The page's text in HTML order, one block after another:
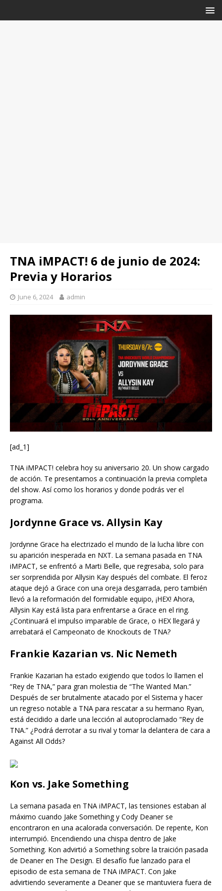
TNA iMPACT! 6 de junio de 2024:
Previa y Horarios
June 6, 2024 admin
[ad_1]
TNA iMPACT! celebra hoy su aniversario 20. Un show cargado
de acción. Te presentamos a continuación la previa completa
del show. Así como los horarios y donde podrás ver el
programa.
Jordynne Grace vs. Allysin Kay
Jordynne Grace ha electrizado el mundo de la lucha libre con
su aparición inesperada en NXT. La semana pasada en TNA
iMPACT, se enfrentó a Marti Belle, que regresaba, solo para
ser sorprendida por Allysin Kay después del combate. El feroz
ataque dejó a Grace con una oreja desgarrada, pero también
llevó a la reformación del formidable equipo, ¡HEX! Ahora,
Allysin Kay está lista para enfrentarse a Grace en el ring.
¿Continuará el impulso imparable de Grace, o HEX llegará y
arrebatará el Campeonato de Knockouts de TNA?
Frankie Kazarian vs. Nic Nemeth
Frankie Kazarian ha estado exigiendo que todos lo llamen el
“Rey de TNA,” para gran molestia de “The Wanted Man.”
Después de ser brutalmente atacado por el Sistema y hacer
un regreso notable a TNA para rescatar a su hermano Ryan,
está decidido a darle una lección al autoproclamado “Rey de
TNA.” ¿Podrá derrotar a su rival y tomar la delantera de cara a
Against All Odds?
Kon vs. Jake Something
La semana pasada en TNA iMPACT, las tensiones estaban al
máximo cuando Jake Something y Cody Deaner se
encontraron en una acalorada conversación. De repente, Kon
interrumpió. Encendiendo una chispa dentro de Jake
Something. Kon advirtió a Something sobre la traición pasada
de Deaner en The Design. El desafío fue lanzado para el
episodio de esta semana de TNA iMPACT. Con Jake
advirtiendo severamente a Deaner que se mantuviera fuera de